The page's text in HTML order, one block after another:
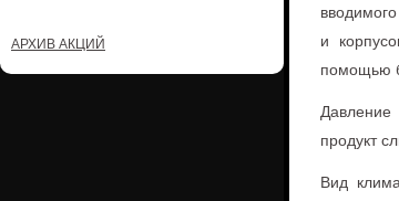
АРХИВ АКЦИЙ
и
помощью
Давление
продукт
Вид